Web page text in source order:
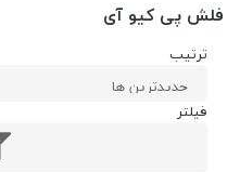
فلش پی کیو آی
ترتیب
فیلتر